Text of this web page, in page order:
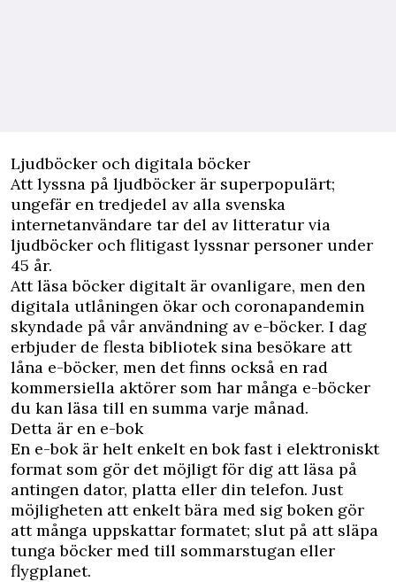
Ljudböcker och digitala böcker
Att lyssna på ljudböcker är superpopulärt;
ungefär en tredjedel av alla svenska
internetanvändare tar del av litteratur via
ljudböcker och flitigast lyssnar personer under
45 år.
Att läsa böcker digitalt är ovanligare, men den
digitala utlåningen ökar och coronapandemin
skyndade på vår användning av e-böcker. I dag
erbjuder de flesta bibliotek sina besökare att
låna e-böcker, men det finns också en rad
kommersiella aktörer som har många e-böcker
du kan läsa till en summa varje månad.
Detta är en e-bok
En e-bok är helt enkelt en bok fast i elektroniskt
format som gör det möjligt för dig att läsa på
antingen dator, platta eller din telefon. Just
möjligheten att enkelt bära med sig boken gör
att många uppskattar formatet; slut på att släpa
tunga böcker med till sommarstugan eller
flygplanet.